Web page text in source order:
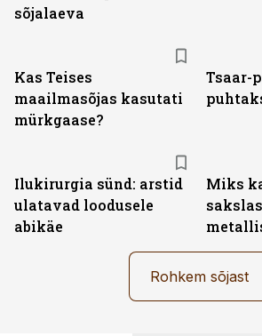
sõjalaeva
Kas Teises
maailmasõjas kasutati
mürkgaase?
Tsaar-
Ilukirurgia sünd: arstid
ulatavad loodusele
abikäe
Miks
Rohkem sõjast